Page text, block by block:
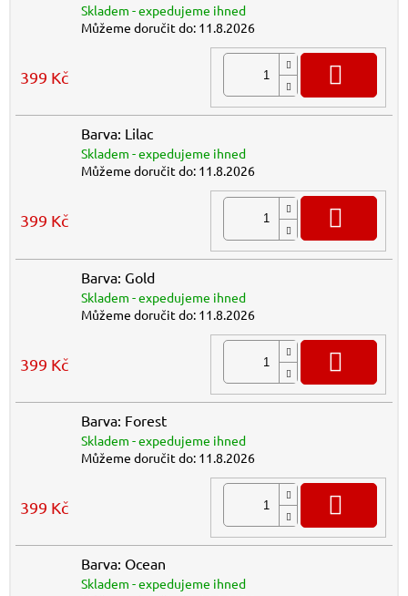
Skladem - expedujeme ihned
Můžeme doručit do: 11.8.2026
399 Kč
Barva: Lilac
Skladem - expedujeme ihned
Můžeme doručit do: 11.8.2026
399 Kč
Barva: Gold
Skladem - expedujeme ihned
Můžeme doručit do: 11.8.2026
399 Kč
Barva: Forest
Skladem - expedujeme ihned
Můžeme doručit do: 11.8.2026
399 Kč
Barva: Ocean
Skladem - expedujeme ihned